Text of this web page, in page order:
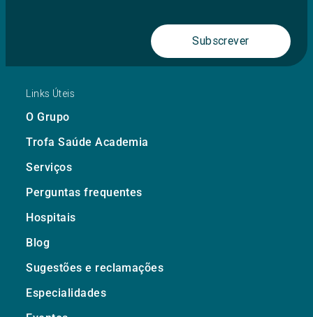
Subscrever
Links Úteis
O Grupo
Trofa Saúde Academia
Serviços
Perguntas frequentes
Hospitais
Blog
Sugestões e reclamações
Especialidades